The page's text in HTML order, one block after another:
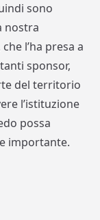
sono
nostra
l’ha presa a
sponsor,
del territorio
l’istituzione
possa
importante.